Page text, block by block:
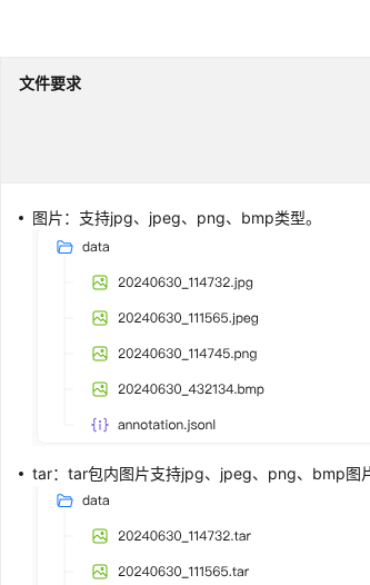
文件要求
图片：支持jpg、jpeg、png、bmp类型。
tar：tar包内图片支持jpg、jpeg、png、bmp图